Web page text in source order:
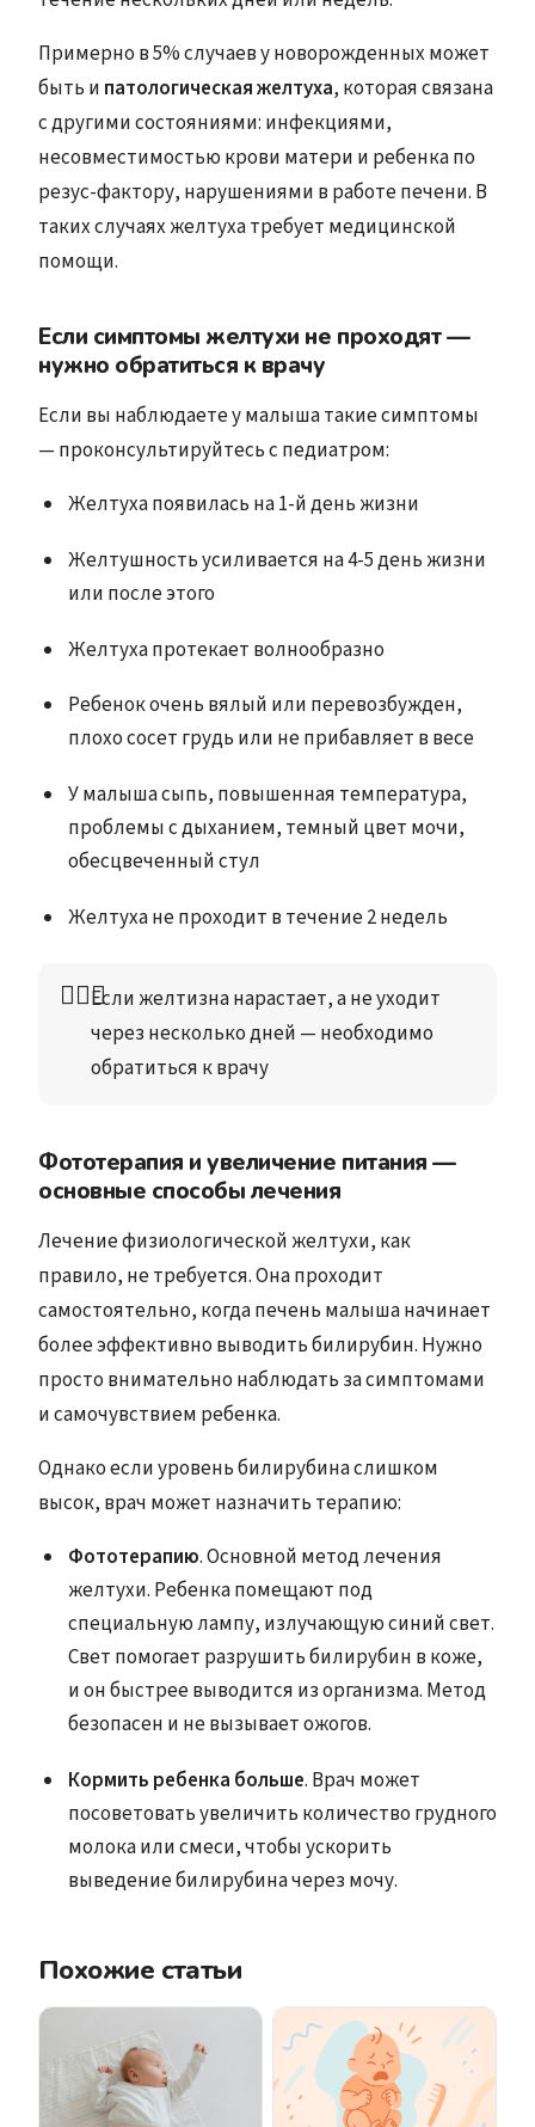
Примерно в 5% случаев у новорожденных может
быть и патологическая желтуха, которая связана
с другими состояниями: инфекциями,
несовместимостью крови матери и ребенка по
резус-фактору, нарушениями в работе печени. В
таких случаях желтуха требует медицинской
помощи.
Если симптомы желтухи не проходят —
нужно обратиться к врачу
Если вы наблюдаете у малыша такие симптомы
— проконсультируйтесь с педиатром:
Желтуха появилась на 1-й день жизни
Желтушность усиливается на 4-5 день жизни
или после этого
Желтуха протекает волнообразно
Ребенок очень вялый или перевозбужден,
плохо сосет грудь или не прибавляет в весе
У малыша сыпь, повышенная температура,
проблемы с дыханием, темный цвет мочи,
обесцвеченный стул
Желтуха не проходит в течение 2 недель
👩🏻‍⚕️Если желтизна нарастает, а не уходит
через несколько дней — необходимо
обратиться к врачу
Фототерапия и увеличение питания —
основные способы лечения
Лечение физиологической желтухи, как
правило, не требуется. Она проходит
самостоятельно, когда печень малыша начинает
более эффективно выводить билирубин. Нужно
просто внимательно наблюдать за симптомами
и самочувствием ребенка.
Однако если уровень билирубина слишком
высок, врач может назначить терапию:
Фототерапию. Основной метод лечения
желтухи. Ребенка помещают под
специальную лампу, излучающую синий свет.
Свет помогает разрушить билирубин в коже,
и он быстрее выводится из организма. Метод
безопасен и не вызывает ожогов.
Кормить ребенка больше. Врач может
посоветовать увеличить количество грудного
молока или смеси, чтобы ускорить
выведение билирубина через мочу.
Похожие статьи